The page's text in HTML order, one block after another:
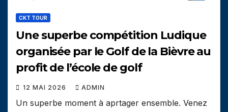
CKT TOUR
Une superbe compétition Ludique
organisée par le Golf de la Bièvre au
profit de l’école de golf
12 MAI 2026 ADMIN
Un superbe moment à aprtager ensemble. Venez